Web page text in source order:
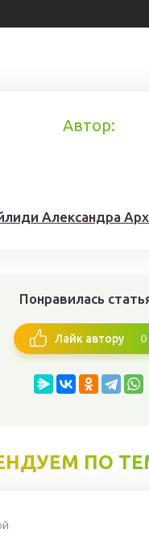
Автор:
Aлександрa
Понравилась
Лайк автору 0
ПО